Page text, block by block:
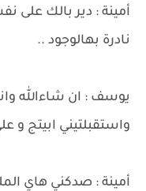
أمينة : دير بالك على
نادرة بهالوجود ..
يوسف : ان شاءالله
واستقبلتيني ابيتج و
أمينة : صدكني هاي